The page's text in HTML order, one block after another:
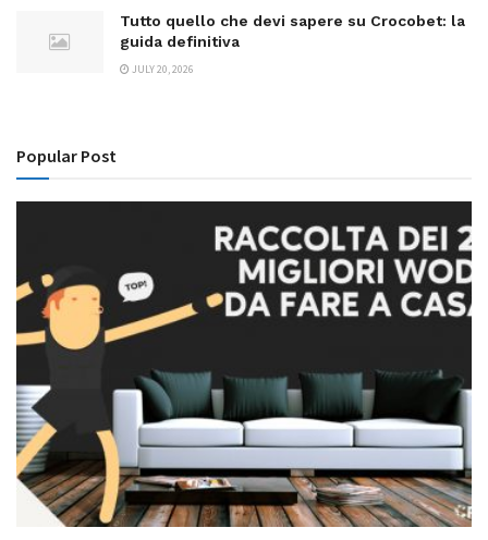
Tutto quello che devi sapere su Crocobet: la
guida definitiva
JULY 20, 2026
Popular Post